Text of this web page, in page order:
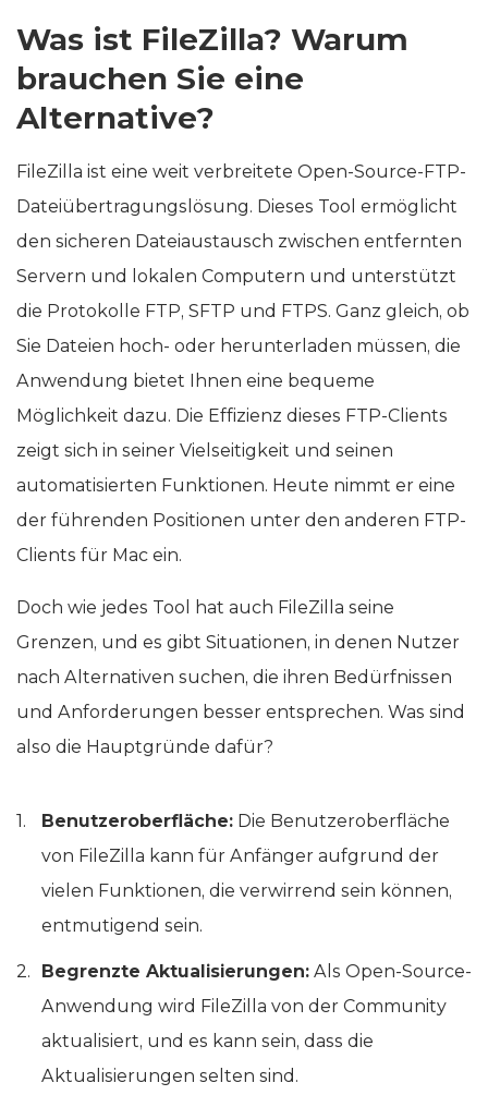
Was ist FileZilla? Warum
brauchen Sie eine
Alternative?
FileZilla ist eine weit verbreitete Open-Source-FTP-
Dateiübertragungslösung. Dieses Tool ermöglicht
den sicheren Dateiaustausch zwischen entfernten
Servern und lokalen Computern und unterstützt
die Protokolle FTP, SFTP und FTPS. Ganz gleich, ob
Sie Dateien hoch- oder herunterladen müssen, die
Anwendung bietet Ihnen eine bequeme
Möglichkeit dazu. Die Effizienz dieses FTP-Clients
zeigt sich in seiner Vielseitigkeit und seinen
automatisierten Funktionen. Heute nimmt er eine
der führenden Positionen unter den anderen FTP-
Clients für Mac ein.
Doch wie jedes Tool hat auch FileZilla seine
Grenzen, und es gibt Situationen, in denen Nutzer
nach Alternativen suchen, die ihren Bedürfnissen
und Anforderungen besser entsprechen. Was sind
also die Hauptgründe dafür?
Benutzeroberfläche: Die Benutzeroberfläche
von FileZilla kann für Anfänger aufgrund der
vielen Funktionen, die verwirrend sein können,
entmutigend sein.
Begrenzte Aktualisierungen: Als Open-Source-
Anwendung wird FileZilla von der Community
aktualisiert, und es kann sein, dass die
Aktualisierungen selten sind.